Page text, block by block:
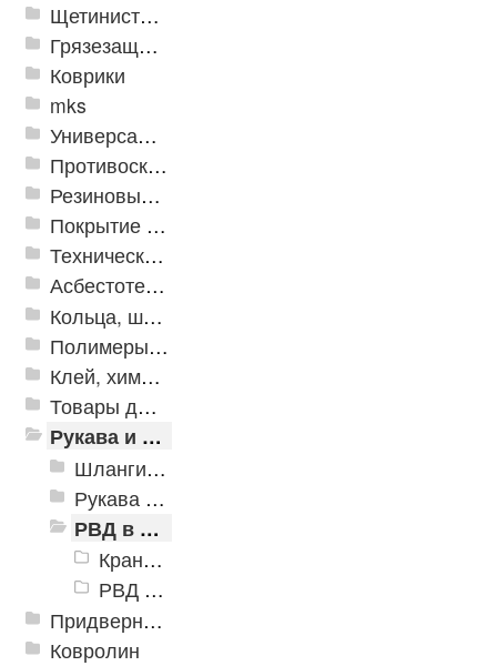
Щетинистые покрытия
Грязезащитные, влаговпитывающие покрытия
Коврики
mks
Универсальные модульные покрытия
Противоскользящая защита для лестниц, профили, ленты
Резиновые и ПВХ дорожки
Покрытие из резиновой крошки
Техническая резина
Асбестотехнические и теплоизоляционные материалы
Кольца, шайбы, манжеты
Полимеры и пластики
Клей, химия, сопутствующие товары
Товары для дома
Рукава и шланги промышленные
Шланги ПВХ и ПУ
Рукава резиновые
РВД в сборе с фитингами Штуцеры БРС
Краны гидравлические для РВД
РВД с фитингами DK
Придверные решетки
Ковролин